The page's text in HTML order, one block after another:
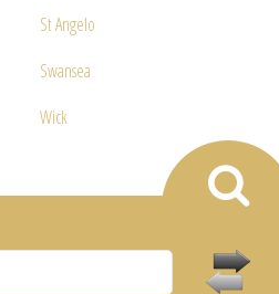
St Angelo
Swansea
Wick